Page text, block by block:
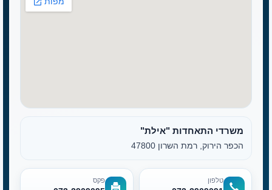
משרדי התאחדות "אילת"
הכפר הירוק, רמת השרון 47800
טלפון פקס